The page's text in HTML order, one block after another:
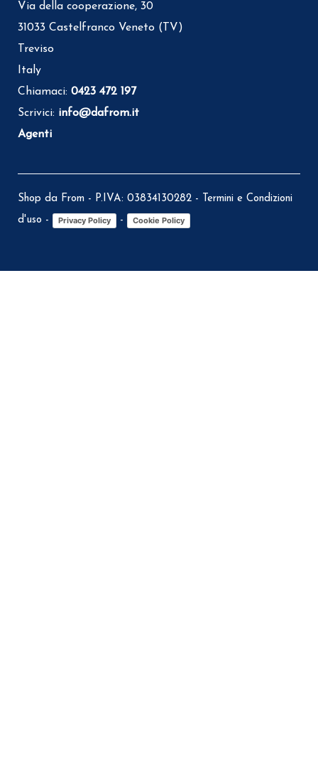
Via della cooperazione, 30
31033 Castelfranco Veneto (TV)
Treviso
Italy
Chiamaci: 0423 472 197
Scrivici: info@dafrom.it
Agenti
Shop da From - P.IVA: 03834130282 - Termini e Condizioni
d'uso - Privacy Policy - Cookie Policy